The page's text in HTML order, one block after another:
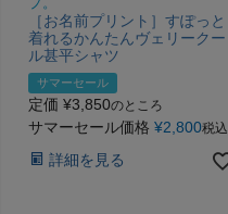
プ。
［お名前プリント］すぽっと
着れるかんたんヴェリークー
ル甚平シャツ
サマーセール
定価 ¥3,850のところ
サマーセール価格 ¥2,800税込
詳細を見る